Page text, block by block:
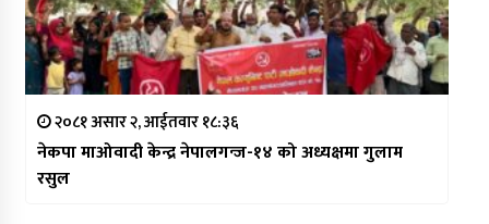
२०८१ असार २, आईतवार १८:३६
नेकपा माओवादी केन्द्र नेपालगन्ज-१४ को अध्यक्षमा गुलाम
रसुल